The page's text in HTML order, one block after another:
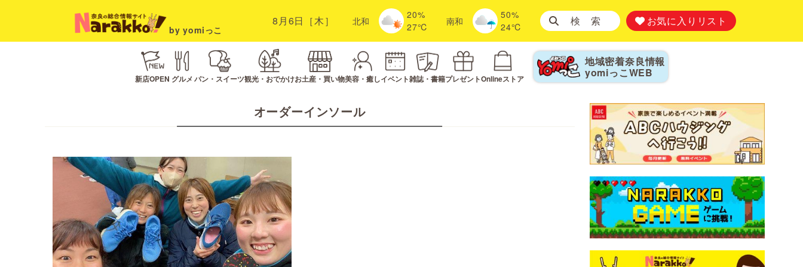
by yomiっこ
8月6日［木］ 北和
20%
27℃
南和
50%
24℃
検 索 お気に入りリスト
新店OPEN グルメ パン・スイーツ観光・おでかけお土産・買い物美容・癒しイベント雑誌・書籍プレゼントOnlineストア
地域密着奈良情報
yomiっこ WEB
オーダーインソール